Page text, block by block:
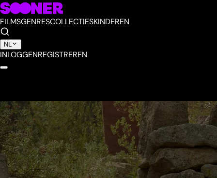
FILMSGENRESCOLLECTIESKINDEREN
NL
INLOGGENREGISTREREN